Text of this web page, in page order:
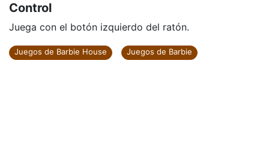
Control
Juega con el botón izquierdo del ratón.
Juegos de Barbie House Juegos de Barbie